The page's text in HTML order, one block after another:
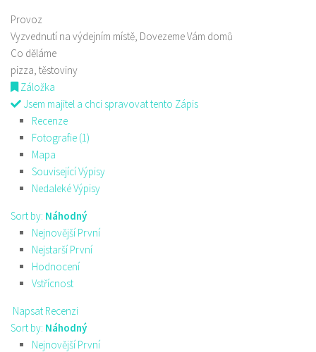
Provoz
Vyzvednutí na výdejním místě, Dovezeme Vám domů
Co děláme
pizza, těstoviny
Záložka
Jsem majitel a chci spravovat tento Zápis
Recenze
Fotografie (1)
Mapa
Související Výpisy
Nedaleké Výpisy
Sort by: Náhodný
Nejnovější První
Nejstarší První
Hodnocení
Vstřícnost
Napsat Recenzi
Sort by: Náhodný
Nejnovější První